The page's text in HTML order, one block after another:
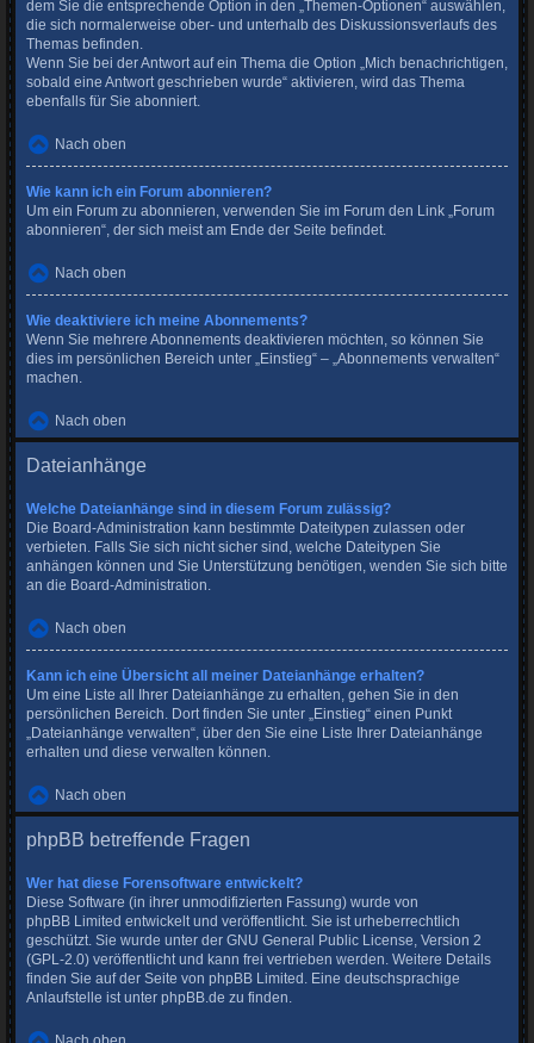
dem Sie die entsprechende Option in den „Themen-Optionen“ auswählen,
die sich normalerweise ober- und unterhalb des Diskussionsverlaufs des
Themas befinden.
Wenn Sie bei der Antwort auf ein Thema die Option „Mich benachrichtigen,
sobald eine Antwort geschrieben wurde“ aktivieren, wird das Thema
ebenfalls für Sie abonniert.
Nach oben
Wie kann ich ein Forum abonnieren?
Um ein Forum zu abonnieren, verwenden Sie im Forum den Link „Forum
abonnieren“, der sich meist am Ende der Seite befindet.
Nach oben
Wie deaktiviere ich meine Abonnements?
Wenn Sie mehrere Abonnements deaktivieren möchten, so können Sie
dies im persönlichen Bereich unter „Einstieg“ – „Abonnements verwalten“
machen.
Nach oben
Dateianhänge
Welche Dateianhänge sind in diesem Forum zulässig?
Die Board-Administration kann bestimmte Dateitypen zulassen oder
verbieten. Falls Sie sich nicht sicher sind, welche Dateitypen Sie
anhängen können und Sie Unterstützung benötigen, wenden Sie sich bitte
an die Board-Administration.
Nach oben
Kann ich eine Übersicht all meiner Dateianhänge erhalten?
Um eine Liste all Ihrer Dateianhänge zu erhalten, gehen Sie in den
persönlichen Bereich. Dort finden Sie unter „Einstieg“ einen Punkt
„Dateianhänge verwalten“, über den Sie eine Liste Ihrer Dateianhänge
erhalten und diese verwalten können.
Nach oben
phpBB betreffende Fragen
Wer hat diese Forensoftware entwickelt?
Diese Software (in ihrer unmodifizierten Fassung) wurde von
phpBB Limited entwickelt und veröffentlicht. Sie ist urheberrechtlich
geschützt. Sie wurde unter der GNU General Public License, Version 2
(GPL-2.0) veröffentlicht und kann frei vertrieben werden. Weitere Details
finden Sie auf der Seite von phpBB Limited . Eine deutschsprachige
Anlaufstelle ist unter phpBB.de zu finden.